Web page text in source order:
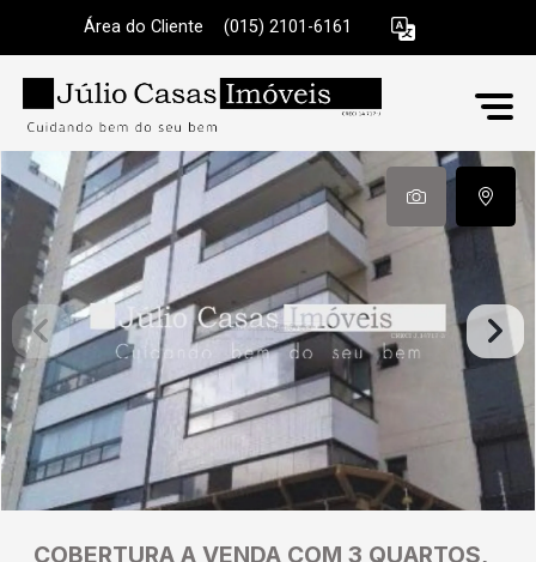
Área do Cliente (015) 2101-6161
COBERTURA A VENDA COM 3 QUARTOS,